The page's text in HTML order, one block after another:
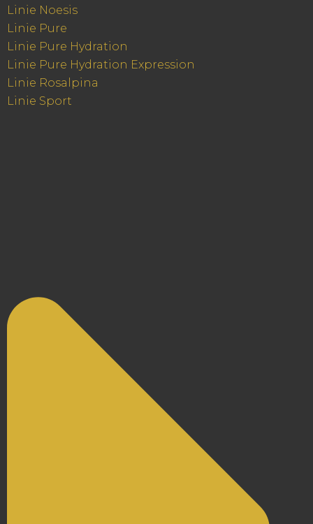
Linie Noesis
Linie Pure
Linie Pure Hydration
Linie Pure Hydration Expression
Linie Rosalpina
Linie Sport